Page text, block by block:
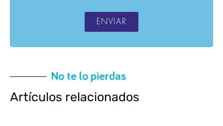
ENVIAR
No te lo pierdas
Artículos relacionados